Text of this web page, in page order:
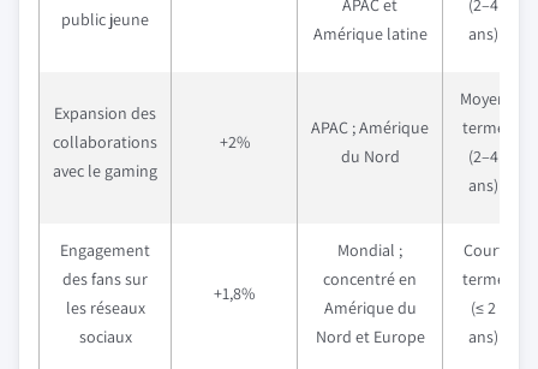
public jeune
APAC et
Amérique latine
(2–4
ans)
Expansion des
collaborations
avec le gaming
+2%
APAC ; Amérique
du Nord
Moyen
terme
(2–4
ans)
Engagement
des fans sur
les réseaux
sociaux
+1,8%
Mondial ;
concentré en
Amérique du
Nord et Europe
Court
terme
(≤ 2
ans)